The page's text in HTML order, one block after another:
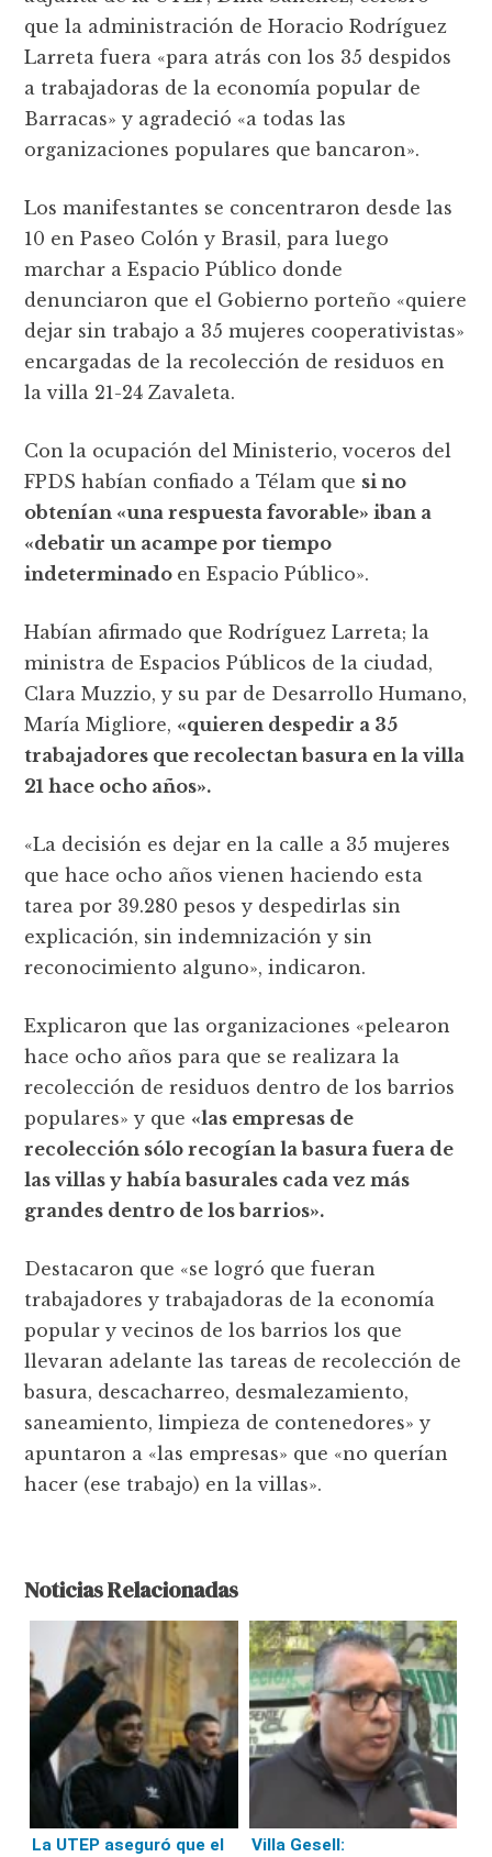
que la administración de Horacio Rodríguez
Larreta fuera «para atrás con los 35 despidos
a trabajadoras de la economía popular de
Barracas» y agradeció «a todas las
organizaciones populares que bancaron».
Los manifestantes se concentraron desde las
10 en Paseo Colón y Brasil, para luego
marchar a Espacio Público donde
denunciaron que el Gobierno porteño «quiere
dejar sin trabajo a 35 mujeres cooperativistas»
encargadas de la recolección de residuos en
la villa 21-24 Zavaleta.
Con la ocupación del Ministerio, voceros del
FPDS habían confiado a Télam que si no
obtenían «una respuesta favorable» iban a
«debatir un acampe por tiempo
indeterminado en Espacio Público».
Habían afirmado que Rodríguez Larreta; la
ministra de Espacios Públicos de la ciudad,
Clara Muzzio, y su par de Desarrollo Humano,
María Migliore, «quieren despedir a 35
trabajadores que recolectan basura en la villa
21 hace ocho años».
«La decisión es dejar en la calle a 35 mujeres
que hace ocho años vienen haciendo esta
tarea por 39.280 pesos y despedirlas sin
explicación, sin indemnización y sin
reconocimiento alguno», indicaron.
Explicaron que las organizaciones «pelearon
hace ocho años para que se realizara la
recolección de residuos dentro de los barrios
populares» y que «las empresas de
recolección sólo recogían la basura fuera de
las villas y había basurales cada vez más
grandes dentro de los barrios».
Destacaron que «se logró que fueran
trabajadores y trabajadoras de la economía
popular y vecinos de los barrios los que
llevaran adelante las tareas de recolección de
basura, descacharreo, desmalezamiento,
saneamiento, limpieza de contenedores» y
apuntaron a «las empresas» que «no querían
hacer (ese trabajo) en la villas».
Noticias Relacionadas
La UTEP aseguró que el
Villa Gesell: